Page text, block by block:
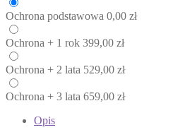
Ochrona podstawowa 0,00 zł
Ochrona + 1 rok 399,00 zł
Ochrona + 2 lata 529,00 zł
Ochrona + 3 lata 659,00 zł
Opis